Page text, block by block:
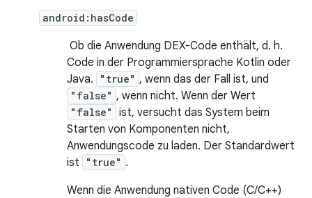
android:hasCode
Ob die Anwendung DEX-Code enthält, d. h.
Code in der Programmiersprache Kotlin oder
Java.
"true" , wenn das der Fall ist, und
"false" , wenn nicht. Wenn der Wert
"false"
ist, versucht das System beim
Starten von Komponenten nicht,
Anwendungscode zu laden. Der Standardwert
ist
"true" .
Wenn die Anwendung nativen Code (C/C++)